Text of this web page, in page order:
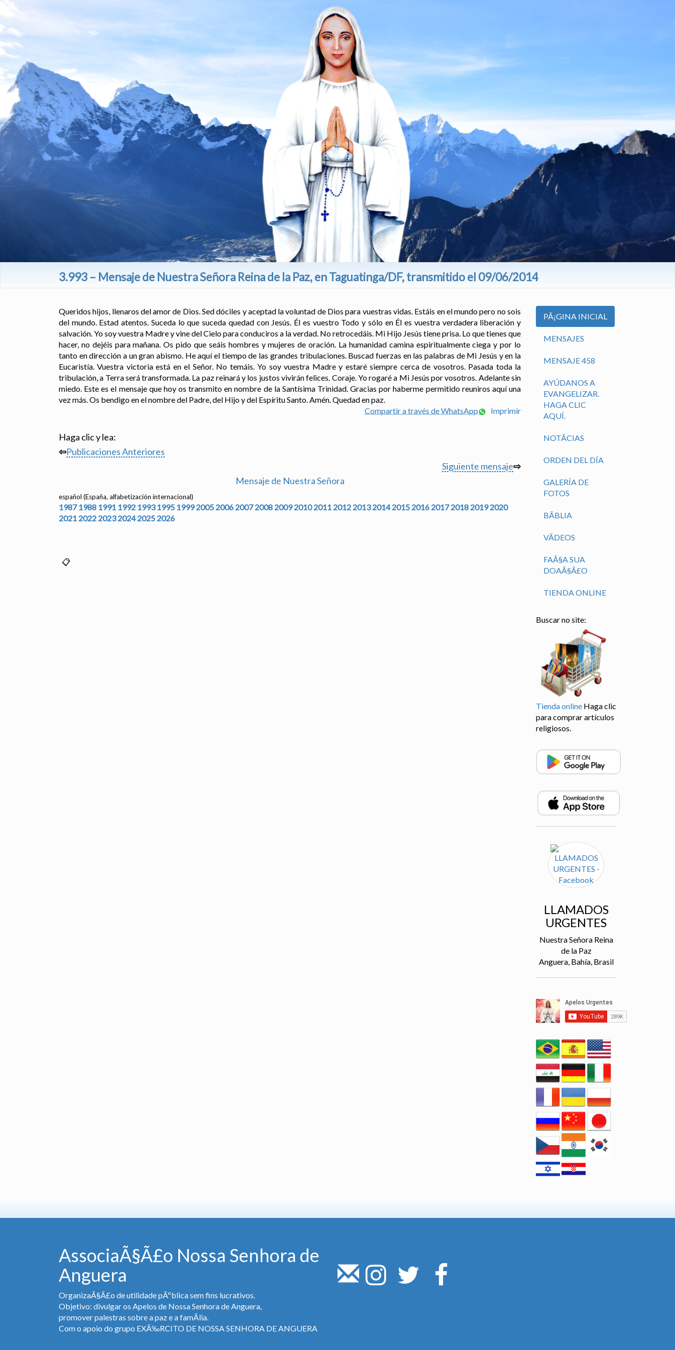
3.993 – Mensaje de Nuestra Señora Reina de la Paz, en Taguatinga/DF, transmitido el 09/06/2014
Queridos hijos, llenaros del amor de Dios. Sed dóciles y aceptad la voluntad de Dios para vuestras vidas. Estáis en el mundo pero no sois
del mundo. Estad atentos. Suceda lo que suceda quedad con Jesús. Él es vuestro Todo y sólo en Él es vuestra verdadera liberación y
salvación. Yo soy vuestra Madre y vine del Cielo para conduciros a la verdad. No retrocedáis. Mi Hijo Jesús tiene prisa. Lo que tienes que
hacer, no dejéis para mañana. Os pido que seáis hombres y mujeres de oración. La humanidad camina espiritualmente ciega y por lo
tanto en dirección a un gran abismo. He aquí el tiempo de las grandes tribulaciones. Buscad fuerzas en las palabras de Mi Jesús y en la
Eucaristía. Vuestra victoria está en el Señor. No temáis. Yo soy vuestra Madre y estaré siempre cerca de vosotros. Pasada toda la
tribulación, a Terra será transformada. La paz reinará y los justos vivirán felices. Coraje. Yo rogaré a Mi Jesús por vosotros. Adelante sin
miedo. Este es el mensaje que hoy os transmito en nombre de la Santísima Trinidad. Gracias por haberme permitido reuniros aquí una
vez más. Os bendigo en el nombre del Padre, del Hijo y del Espíritu Santo. Amén. Quedad en paz.
Compartir a través de WhatsApp
Imprimir
Haga clic y lea:
⇦Publicaciones Anteriores
Siguiente mensaje⇨
Mensaje de Nuestra Señora
español (España, alfabetización internacional)
1987 1988 1991 1992 1993 1995 1999 2005 2006 2007 2008 2009 2010 2011 2012 2013 2014 2015 2016 2017 2018 2019 2020
2021 2022 2023 2024 2025 2026
PÃ¡GINA INICIAL
MENSAJES
MENSAJE 458
AYÚDANOS A
EVANGELIZAR.
HAGA CLIC
AQUÍ.
NOTÃ­CIAS
ORDEN DEL DÍA
GALERÍA DE
FOTOS
BÃ­BLIA
VÃ­DEOS
FAÃ§A SUA
DOAÃ§Ã£O
TIENDA ONLINE
Buscar no site:
Tienda online Haga clic
para comprar artículos
religiosos.
LLAMADOS
URGENTES
Nuestra Señora Reina
de la Paz
Anguera, Bahía, Brasil
AssociaÃ§Ã£o Nossa Senhora de
Anguera
OrganizaÃ§Ã£o de utilidade pÃºblica sem fins lucrativos.
Objetivo: divulgar os Apelos de Nossa Senhora de Anguera,
promover palestras sobre a paz e a famÃ­lia.
Com o apoio do grupo EXÃ‰RCITO DE NOSSA SENHORA DE ANGUERA